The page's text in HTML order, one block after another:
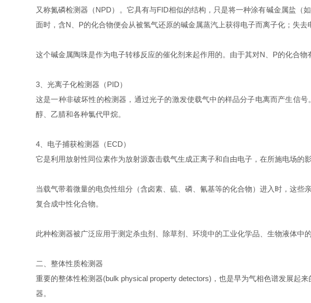
又称氮磷检测器（NPD）。它具有与FID相似的结构，只是将一种涂有碱金属盐
面时，含N、P的化合物便会从被氢气还原的碱金属蒸汽上获得电子而离子化；失去
这个碱金属陶珠是作为电子转移反应的催化剂来起作用的。由于其对N、P的化合
3、光离子化检测器（PID）
这是一种非破坏性的检测器，通过光子的激发使载气中的样品分子电离而产生信
醇、乙腈和各种氯代甲烷。
4、电子捕获检测器（ECD）
它是利用放射性同位素作为放射源轰击载气生成正离子和自由电子，在所施电场的
当载气带着微量的电负性组分（含卤素、硫、磷、氰基等的化合物）进入时，这
复合成中性化合物。
此种检测器被广泛应用于测定杀虫剂、除草剂、环境中的工业化学品、生物液体中
二、整体性质检测器
重要的整体性检测器(bulk physical property detectors)，也是早为气相色谱发展起
器。